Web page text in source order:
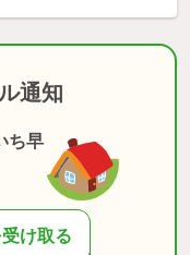
通知
ち早
け取る